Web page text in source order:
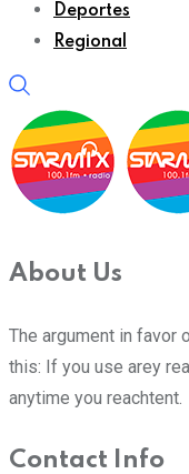
Deportes
Regional
About Us
The argument in
this: If you use arey
anytime you reachtent.
Contact Info